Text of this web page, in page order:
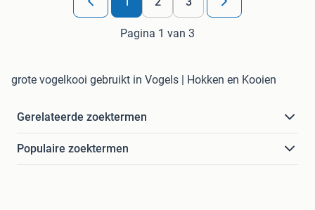
Pagina 1 van 3
grote vogelkooi gebruikt in Vogels | Hokken en Kooien
Gerelateerde zoektermen
Populaire zoektermen